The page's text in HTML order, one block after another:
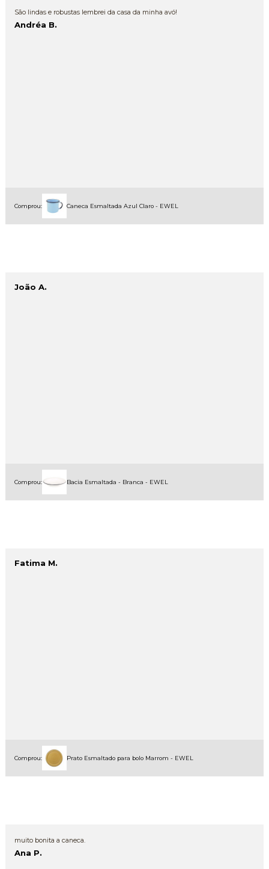
São lindas e robustas lembrei da casa da minha avó!
Andréa B.
Comprou: Caneca Esmaltada Azul Claro - EWEL
João A.
Comprou: Bacia Esmaltada - Branca - EWEL
Fatima M.
Comprou: Prato Esmaltado para bolo Marrom - EWEL
muito bonita a caneca.
Ana P.